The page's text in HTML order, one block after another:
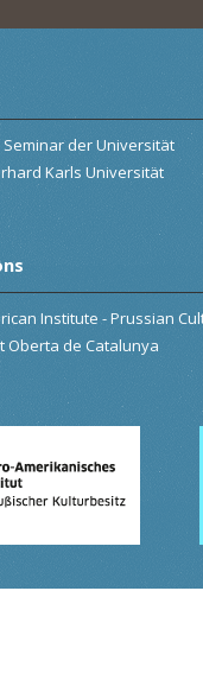
der Universität
Karls Universität
Institute - Prussian
Oberta de Catalunya